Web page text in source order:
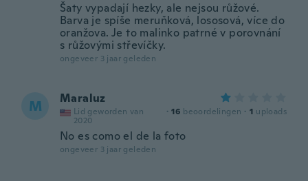
Šaty vypadají hezky, ale nejsou růžové.
Barva je spíše meruňková, lososová, více do
oranžova. Je to malinko patrné v porovnání
s růžovými střevíčky.
ongeveer 3 jaar geleden
M Maraluz
Lid geworden van
2020
· 16 beoordelingen · 1 uploads
No es como el de la foto
ongeveer 3 jaar geleden